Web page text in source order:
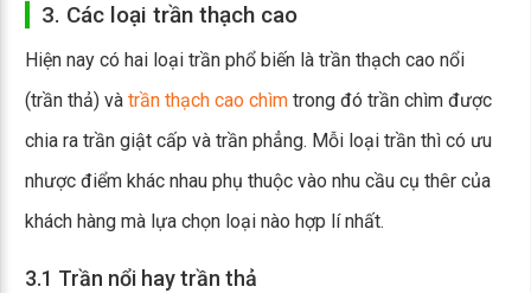
3. Các loại trần thạch cao
Hiện nay có hai loại trần phổ biến là trần thạch cao nổi
(trần thả) và trần thạch cao chìm trong đó trần chìm được
chia ra trần giật cấp và trần phẳng. Mỗi loại trần thì có ưu
nhược điểm khác nhau phụ thuộc vào nhu cầu cụ thêr của
khách hàng mà lựa chọn loại nào hợp lí nhất.
3.1 Trần nổi hay trần thả